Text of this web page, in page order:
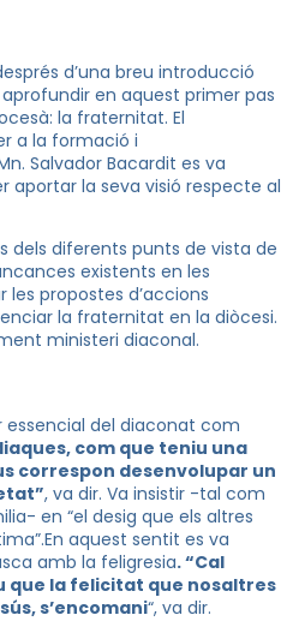
d’una breu introducció
en aquest primer pas
la fraternitat. El
a la formació i
Salvador Bacardit es va
aportar la seva visió respecte al
dels diferents punts de vista de
existents en les
propostes d’accions
la fraternitat en la diòcesi.
ministeri diaconal.
essencial del diaconat com
com que teniu una
correspon desenvolupar un
, va dir. Va insistir -tal com
en “el desig que els altres
aquest sentit es va
amb la feligresia. “Cal
que la felicitat que nosaltres
s’encomani“, va dir.